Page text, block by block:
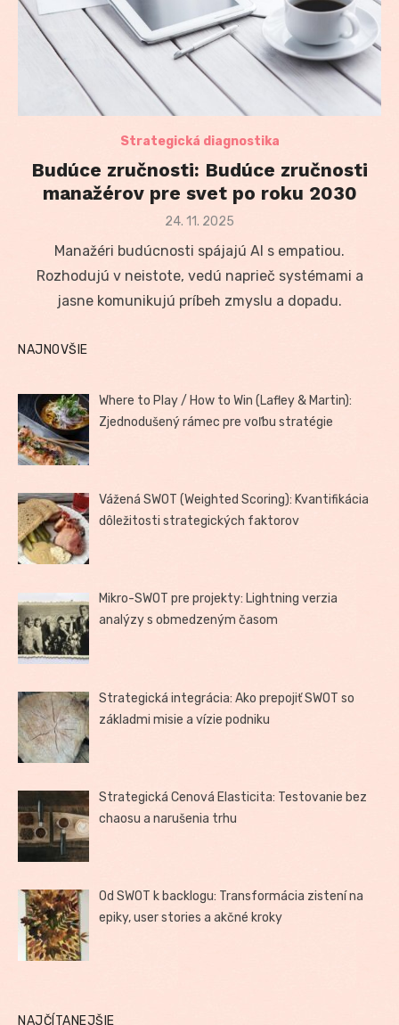
Strategická diagnostika
Budúce zručnosti: Budúce zručnosti
manažérov pre svet po roku 2030
Posted
24. 11. 2025
Manažéri budúcnosti spájajú AI s empatiou.
Rozhodujú v neistote, vedú naprieč systémami a
jasne komunikujú príbeh zmyslu a dopadu.
NAJNOVŠIE
Where to Play / How to Win (Lafley & Martin):
Zjednodušený rámec pre voľbu stratégie
Vážená SWOT (Weighted Scoring): Kvantifikácia
dôležitosti strategických faktorov
Mikro-SWOT pre projekty: Lightning verzia
analýzy s obmedzeným časom
Strategická integrácia: Ako prepojiť SWOT so
základmi misie a vízie podniku
Strategická Cenová Elasticita: Testovanie bez
chaosu a narušenia trhu
Od SWOT k backlogu: Transformácia zistení na
epiky, user stories a akčné kroky
NAJČÍTANEJŠIE